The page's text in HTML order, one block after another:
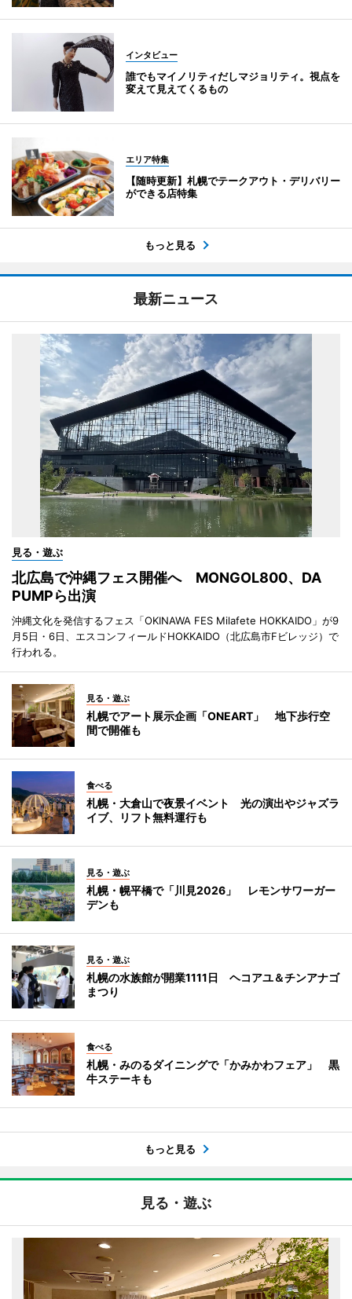
インタビュー
誰でもマイノリティだしマジョリティ。視点を
変えて見えてくるもの
エリア特集
【随時更新】札幌でテークアウト・デリバリー
ができる店特集
もっと見る
最新ニュース
見る・遊ぶ
北広島で沖縄フェス開催へ MONGOL800、DA
PUMPら出演
沖縄文化を発信するフェス「OKINAWA FES Milafete HOKKAIDO」が9
月5日・6日、エスコンフィールドHOKKAIDO（北広島市Fビレッジ）で
行われる。
見る・遊ぶ
札幌でアート展示企画「ONEART」 地下歩行空
間で開催も
食べる
札幌・大倉山で夜景イベント 光の演出やジャズラ
イブ、リフト無料運行も
見る・遊ぶ
札幌・幌平橋で「川見2026」 レモンサワーガー
デンも
見る・遊ぶ
札幌の水族館が開業1111日 ヘコアユ＆チンアナゴ
まつり
食べる
札幌・みのるダイニングで「かみかわフェア」 黒
牛ステーキも
もっと見る
見る・遊ぶ